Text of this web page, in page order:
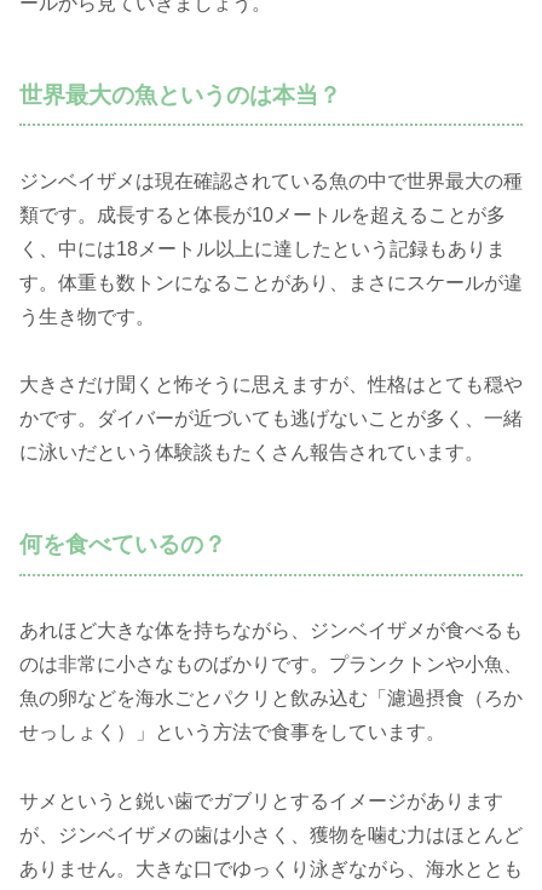
世界最大の魚というのは本当？
ジンベイザメは現在確認されている魚の中で世界最大の種
類です。成長すると体長が10メートルを超えることが多
く、中には18メートル以上に達したという記録もありま
す。体重も数トンになることがあり、まさにスケールが違
う生き物です。
大きさだけ聞くと怖そうに思えますが、性格はとても穏や
かです。ダイバーが近づいても逃げないことが多く、一緒
に泳いだという体験談もたくさん報告されています。
何を食べているの？
あれほど大きな体を持ちながら、ジンベイザメが食べるも
のは非常に小さなものばかりです。プランクトンや小魚、
魚の卵などを海水ごとパクリと飲み込む「濾過摂食（ろか
せっしょく）」という方法で食事をしています。
サメというと鋭い歯でガブリとするイメージがあります
が、ジンベイザメの歯は小さく、獲物を噛む力はほとんど
ありません。大きな口でゆっくり泳ぎながら、海水ととも